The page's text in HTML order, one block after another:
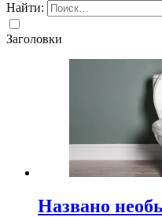
Найти:
Заголовки
Названо